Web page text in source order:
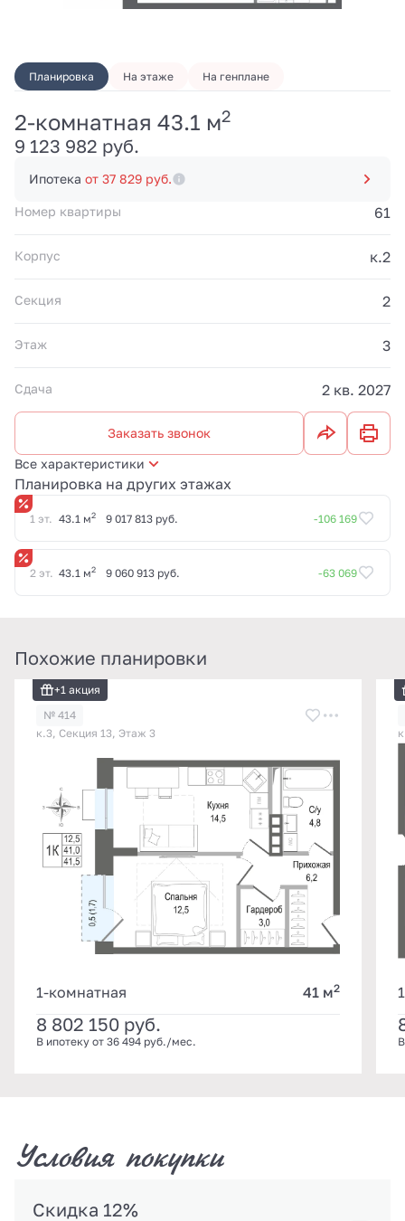
Планировка На этаже На генплане
2-комнатная 43.1 м2
9 123 982 руб.
Ипотека от 37 829 руб.
Номер квартиры 61
Корпус к.2
Секция 2
Этаж 3
Сдача 2 кв. 2027
Заказать звонок
Все характеристики
Планировка на других этажах
1 эт. 43.1 м2 9 017 813 руб. -106 169
2 эт. 43.1 м2 9 060 913 руб. -63 069
Похожие планировки
+1 акция
№ 414
к.3, Секция 13, Этаж 3
1-комнатная 41 м2
8 802 150 руб.
В ипотеку от 36 494 руб./мес.
Условия покупки
Скидка 12%